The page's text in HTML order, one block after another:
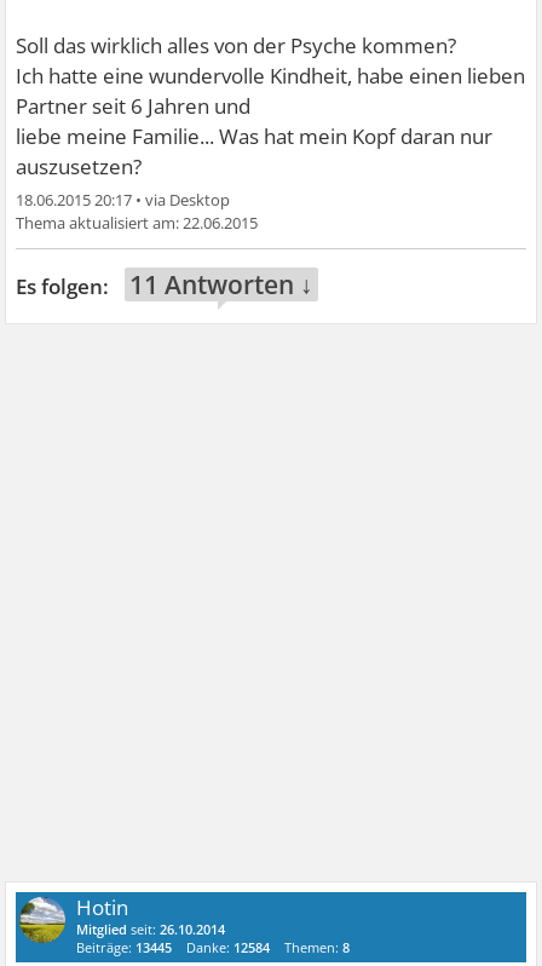
Soll das wirklich alles von der Psyche kommen?
Ich hatte eine wundervolle Kindheit, habe einen lieben
Partner seit 6 Jahren und
liebe meine Familie... Was hat mein Kopf daran nur
auszusetzen?
18.06.2015 20:17 •
22.06.2015
11 Antworten ↓
Hotin
Mitglied seit:26.10.2014
Beiträge: 13445 Danke: 12584 Themen:8